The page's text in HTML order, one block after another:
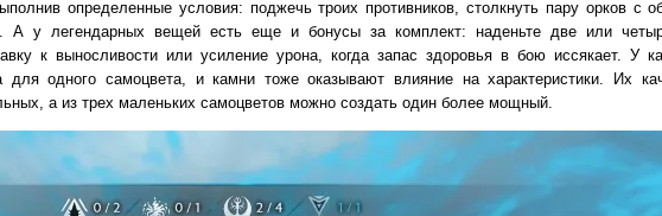
определенные условия: поджечь троих противников, столкнуть пару орков с
А у легендарных вещей есть еще и бонусы за комплект: наденьте две или
к выносливости или усиление урона, когда запас здоровья в бою иссякает. У
для одного самоцвета, и камни тоже оказывают влияние на характеристики. Их
а из трех маленьких самоцветов можно создать один более мощный.